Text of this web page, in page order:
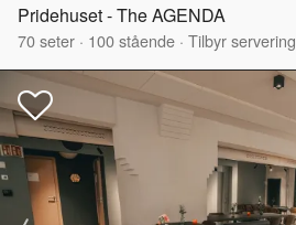
Pridehuset - The AGENDA
70seter · 100stående · Tilbyr servering